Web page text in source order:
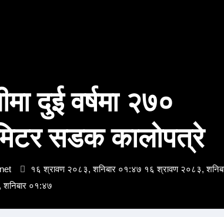
दुई वर्षमा २७०
सडक कालोपत्रे
१६ श्रावण २०८३, शनिबार ०१:४७ १६ श्रावण २०८३,
०१:४७